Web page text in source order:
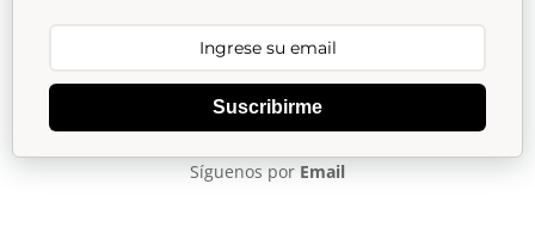
Suscribirme
Síguenos por Email